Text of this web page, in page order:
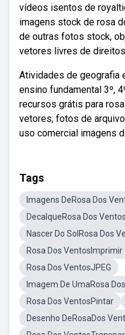
vídeos isentos de
imagens stock de rosa
de outras fotos stock,
vetores livres de
Atividades de geografia
ensino fundamental 3º,
recursos grátis para
vetores, fotos de
uso comercial imagens
Tags
Imagens DeRosa Dos
DecalqueRosa Dos Ventos
Nascer Do SolRosa Dos
Rosa Dos VentosImprimir
Rosa Dos VentosJPEG
Imagem De UmaRosa
Rosa Dos VentosPintar
Desenho DeRosaDos